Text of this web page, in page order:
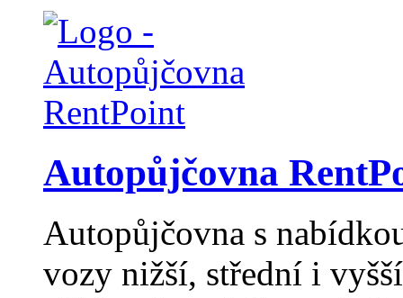
Autopůjčovna
Autopůjčovna s
vozy nižší, střední i